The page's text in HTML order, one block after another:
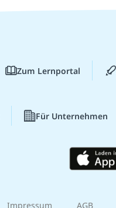
Zum Lernportal
Für Unternehmen
Impressum AGB